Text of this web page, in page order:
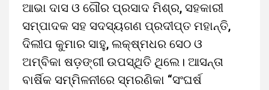
ଆଭା ଦାସ ଓ ଗୌର ପ୍ରସାଦ ମିଶ୍ର, ସହକାରୀ
ସମ୍ପାଦକ ସହ ସଦସ୍ୟଗଣ ପ୍ରଦୀପ୍ତ ମହାନ୍ତି,
ଦିଲୀପ କୁମାର ସାହୁ, ଲକ୍ଷ୍ମଧର ସେଠ ଓ
ଅମ୍ବିକା ଷଡ଼ଙ୍ଗୀ ଉପସ୍ଥିତି ଥିଲେ। ଆସନ୍ତା
ବାର୍ଷିକ ସମ୍ମିଳନୀରେ ସ୍ମରଣିକା “ସଂଘର୍ଷ